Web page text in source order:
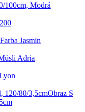
100cm, Modrá
Jasmin
Adria
Obraz S